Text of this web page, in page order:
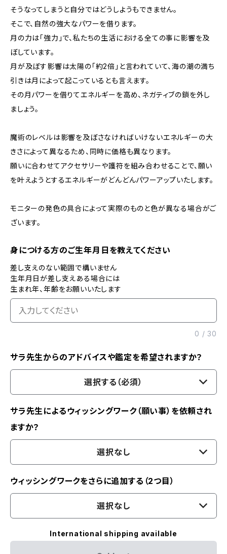
そうなってしまうと自分ではどうしようもできません。
そこで、自然の強大なパワーを借ります。
月の力は「強力」で、私たちの生活における全ての事に影響を及
ぼしています。
月が及ぼす影響は太陽の「約2倍」と言われていて、海の潮の満ち
引きは月によって起こっているとも言えます。
その月パワーを借りてエネルギーを高め、ネガティブの鎖を外し
ましょう。
魔術のレベルは影響を及ぼさなければいけないエネルギーの大
きさによって異なるため、同時に価格も異なります。
願いに合わせてアクセサリーや護符を組み合わせることで、願い
を叶えようとするエネルギーがどんどんパワーアップいたします。
モニターの発色の具合によって実際のものと色が異なる場合がご
ざいます。
身につける方のご生年月日を教えてください
差し支えのない範囲で構いません
生年月日が差し支えある場合には
生まれ年、年齢をお願いいたします
0 /30
サラ先生からのアドバイスや鑑定を希望されますか？
選択する（必須）
サラ先生によるウィッシングワーク（願い事）を依頼され
ますか？
選択なし
ウィッシングワークをさらに追加する（2つ目）
選択なし
International shipping available